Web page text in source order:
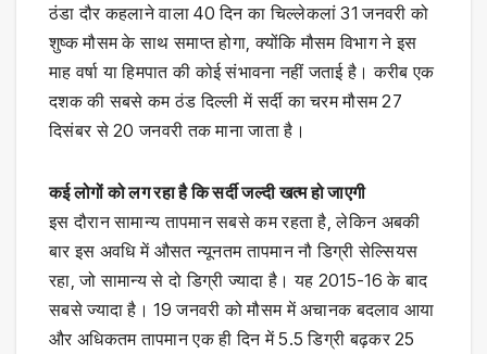
ठंडा दौर कहलाने वाला 40 दिन का चिल्लेकलां 31 जनवरी को
शुष्क मौसम के साथ समाप्त होगा, क्योंकि मौसम विभाग ने इस
माह वर्षा या हिमपात की कोई संभावना नहीं जताई है। करीब एक
दशक की सबसे कम ठंड दिल्ली में सर्दी का चरम मौसम 27
दिसंबर से 20 जनवरी तक माना जाता है।
कई लोगों को लग रहा है कि सर्दी जल्दी खत्म हो जाएगी
इस दौरान सामान्य तापमान सबसे कम रहता है, लेकिन अबकी
बार इस अवधि में औसत न्यूनतम तापमान नौ डिग्री सेल्सियस
रहा, जो सामान्य से दो डिग्री ज्यादा है। यह 2015-16 के बाद
सबसे ज्यादा है। 19 जनवरी को मौसम में अचानक बदलाव आया
और अधिकतम तापमान एक ही दिन में 5.5 डिग्री बढ़कर 25